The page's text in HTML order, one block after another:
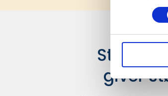
Stærke
giver